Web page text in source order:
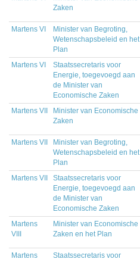
Zaken
Martens VI
Minister van Begroting,
Wetenschapsbeleid en het
Plan
Martens VI
Staatssecretaris voor
Energie, toegevoegd aan
de Minister van
Economische Zaken
Martens VII
Minister van Economische
Zaken
Martens VII
Minister van Begroting,
Wetenschapsbeleid en het
Plan
Martens VII
Staatssecretaris voor
Energie, toegevoegd aan
de Minister van
Economische Zaken
Martens
VIII
Minister van Economische
Zaken en het Plan
Martens
Staatssecretaris voor